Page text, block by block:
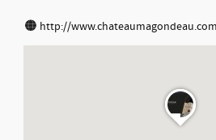
http://www.chateaumagondeau.com